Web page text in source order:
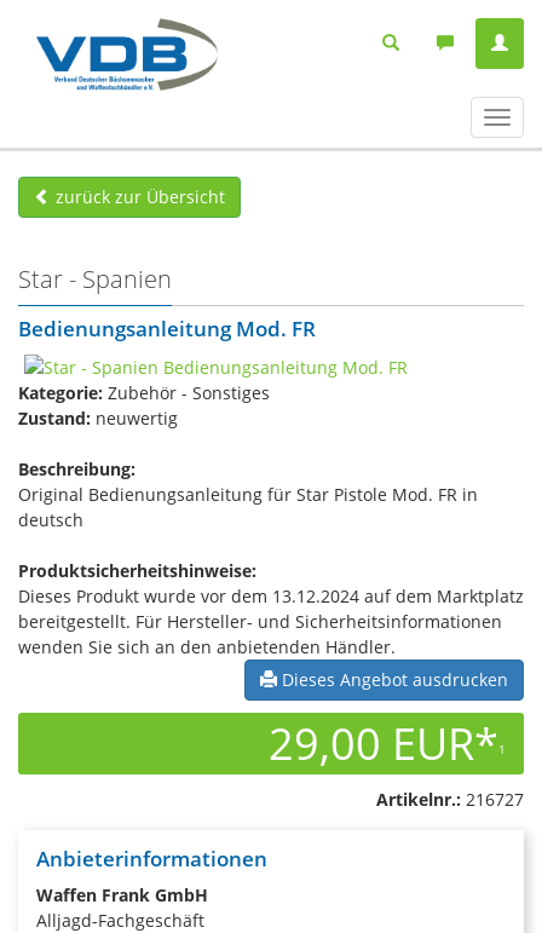
ein-/
zurück zur Übersicht
Star - Spanien
Bedienungsanleitung Mod. FR
Kategorie: Zubehör - Sonstiges
Zustand: neuwertig
Beschreibung:
Original Bedienungsanleitung für Star Pistole Mod. FR in
deutsch
Produktsicherheitshinweise:
Dieses Produkt wurde vor dem 13.12.2024 auf dem Marktplatz
bereitgestellt. Für Hersteller- und Sicherheitsinformationen
wenden Sie sich an den anbietenden Händler.
Dieses Angebot ausdrucken
29,00 EUR*1
Artikelnr.: 216727
Anbieterinformationen
Waffen Frank GmbH
Alljagd-Fachgeschäft